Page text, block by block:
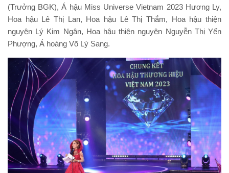
(Trưởng BGK), Á hậu Miss Universe Vietnam 2023 Hương Ly,
Hoa hậu Lê Thị Lan, Hoa hậu Lê Thị Thắm, Hoa hậu thiện
nguyện Lý Kim Ngân, Hoa hậu thiện nguyện Nguyễn Thị Yến
Phượng, Á hoàng Võ Lý Sang.